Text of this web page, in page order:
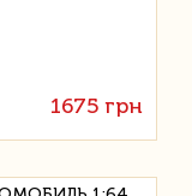
1675 грн